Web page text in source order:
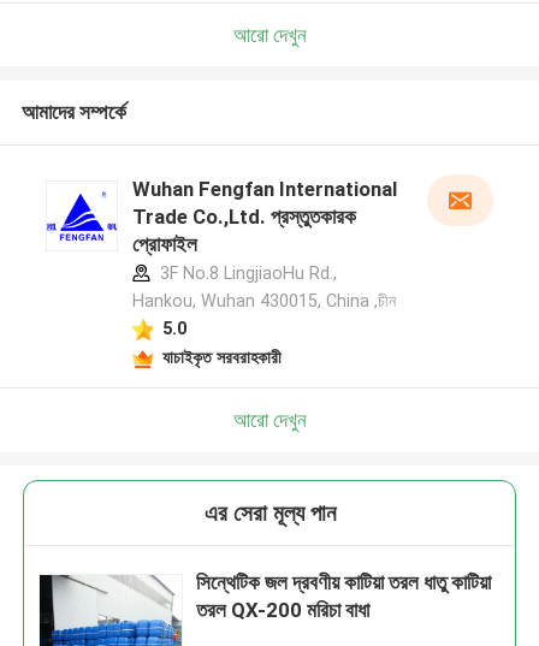
আরো দেখুন
আমাদের সম্পর্কে
Wuhan Fengfan International
Trade Co.,Ltd. প্রস্তুতকারক
প্রোফাইল
3F No.8 LingjiaoHu Rd.,
Hankou, Wuhan 430015, China ,চীন
5.0
যাচাইকৃত সরবরাহকারী
আরো দেখুন
এর সেরা মূল্য পান
সিন্থেটিক জল দ্রবণীয় কাটিয়া তরল ধাতু কাটিয়া
তরল QX-200 মরিচা বাধা